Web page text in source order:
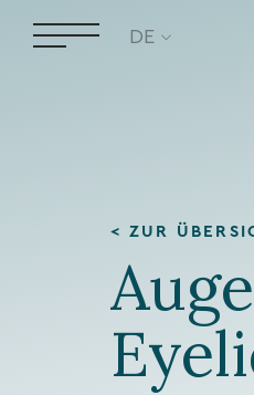
DE
< ZUR